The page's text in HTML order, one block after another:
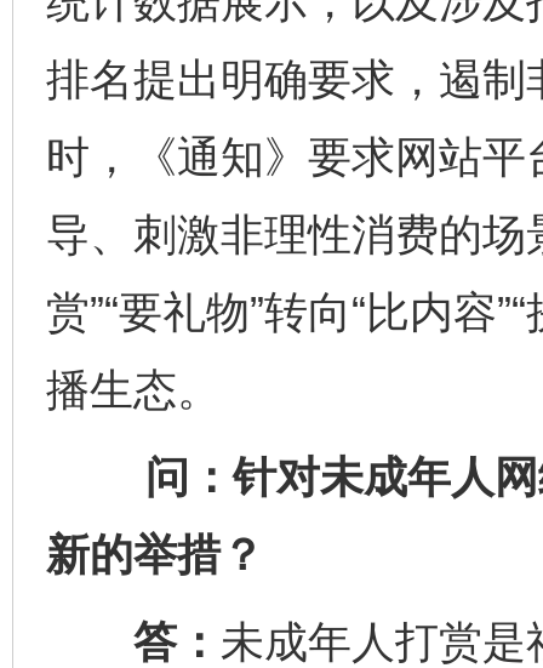
排名提出明确要求，遏
时，《通知》要求网站
导、刺激非理性消费的场
赏”“要礼物”转向“比内容
播生态。
问：针对未成年人网
新的举措？
答： 未成年人打赏